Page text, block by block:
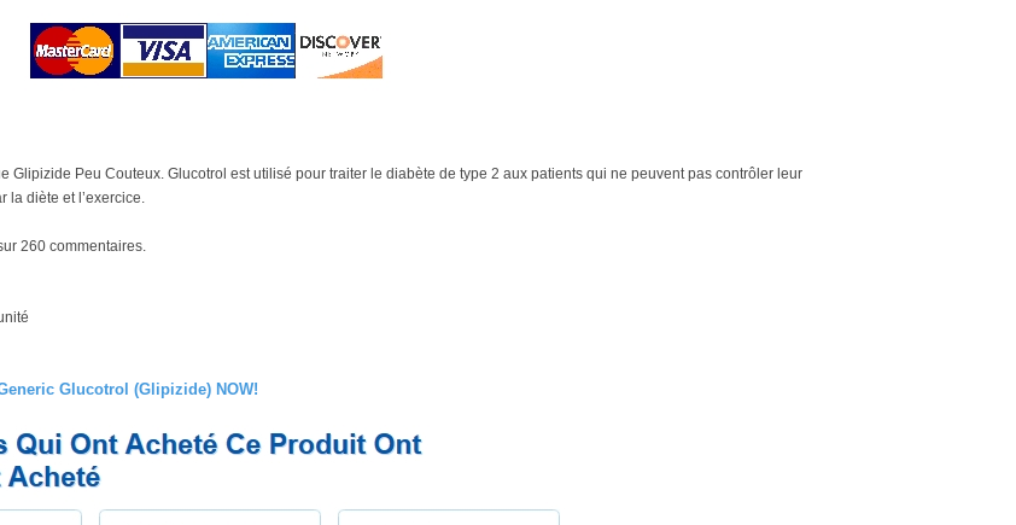
Glipizide Peu Couteux. Glucotrol est utilisé pour traiter le diabète de type 2 aux patients qui ne peuvent pas contrôler leur
la diète et l’exercice.
260commentaires.
Glucotrol (Glipizide) NOW!